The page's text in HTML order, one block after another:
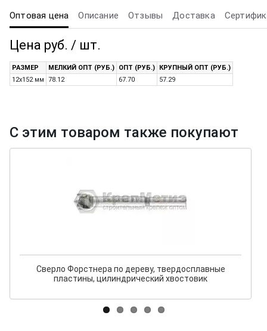
Оптовая цена Описание Отзывы Доставка
Цена руб. / шт.
РАЗМЕР МЕЛКИЙ ОПТ (РУБ.) ОПТ (РУБ.)
КРУПНЫЙ ОПТ (РУБ.)
12х152 мм
78.12 67.70 57.29
С этим товаром также покупают
Сверло Форстнера по дереву, твердосплавные
пластины, цилиндрический хвостовик